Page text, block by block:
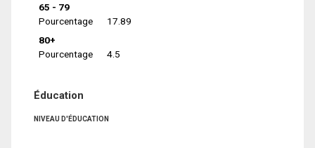
65 - 79
Pourcentage
17.89
80+
Pourcentage
4.5
Éducation
NIVEAU D'ÉDUCATION